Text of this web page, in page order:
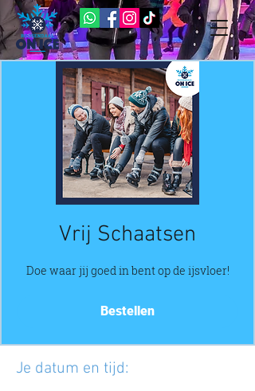
Vrij Schaatsen
Doe waar jij goed in bent op de ijsvloer!
Bestellen
Je datum en tijd: